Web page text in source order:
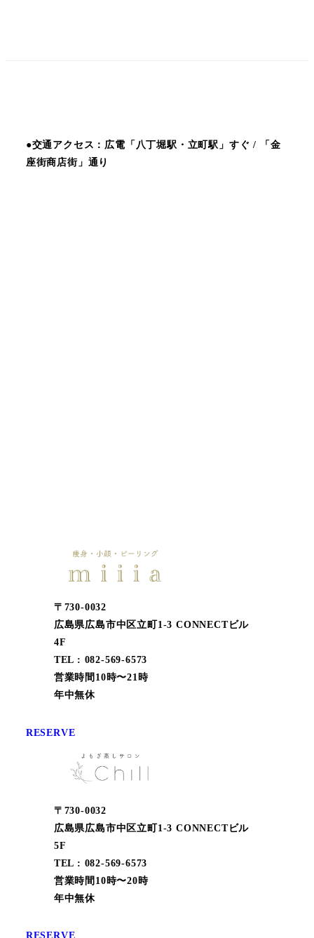
●交通アクセス：広電「八丁堀駅・立町駅」すぐ / 「金
座街商店街」通り
〒730-0032
広島県広島市中区立町1-3 CONNECTビル
4F
TEL : 082-569-6573
営業時間10時〜21時
年中無休
RESERVE
〒730-0032
広島県広島市中区立町1-3 CONNECTビル
5F
TEL : 082-569-6573
営業時間10時〜20時
年中無休
RESERVE